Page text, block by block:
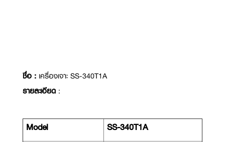
ชื่อ : เครื่องเจาะ SS-340T1A
รายละเอียด :
Model
SS-340T1A